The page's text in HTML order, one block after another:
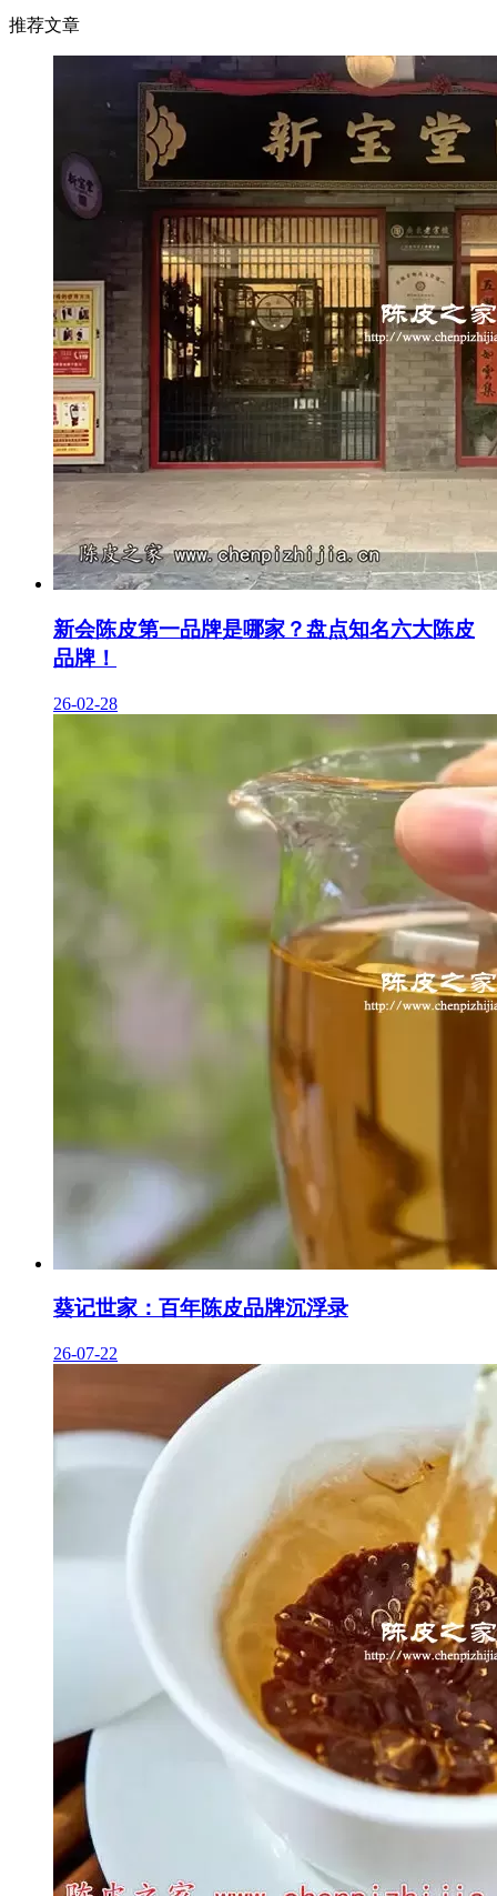
推荐文章
新会陈皮第一品牌是哪家？盘点知名六大陈皮
品牌！
26-02-28
葵记世家：百年陈皮品牌沉浮录
26-07-22